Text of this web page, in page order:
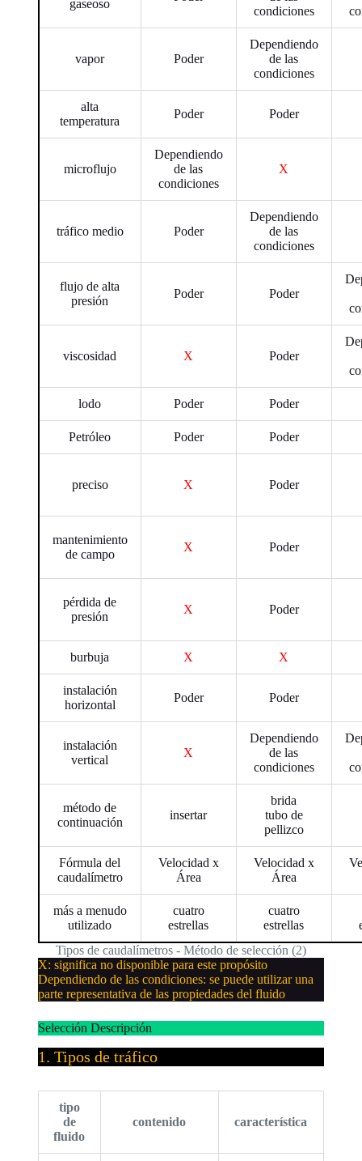
gaseoso
condiciones
vapor Poder
Dependiendo
de las
condiciones
alta
temperatura
Poder Poder
microflujo
Dependiendo
de las
condiciones
X
tráfico medio Poder
Dependiendo
de las
condiciones
flujo de alta
presión
Poder Poder
viscosidad X Poder
lodo Poder Poder
Petróleo Poder Poder
preciso X Poder
mantenimiento
de campo
X Poder
pérdida de
presión
X Poder
burbuja X X
instalación
horizontal
Poder Poder
instalación
vertical
X
Dependiendo
de las
condiciones
método de
continuación
insertar
brida
tubo de
pellizco
Fórmula del
caudalímetro
Velocidad x
Área
Velocidad x
Área
más a menudo
utilizado
cuatro
estrellas
cuatro
estrellas
Tipos de caudalímetros - Método de selección (2)
X: significa no disponible para este propósito
Dependiendo de las condiciones: se puede utilizar una
parte representativa de las propiedades del fluido
Selección Descripción
1. Tipos de tráfico
tipo
de
fluido
contenido característica